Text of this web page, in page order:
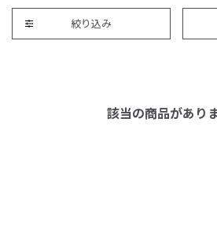
絞り込み
該当の商品があり